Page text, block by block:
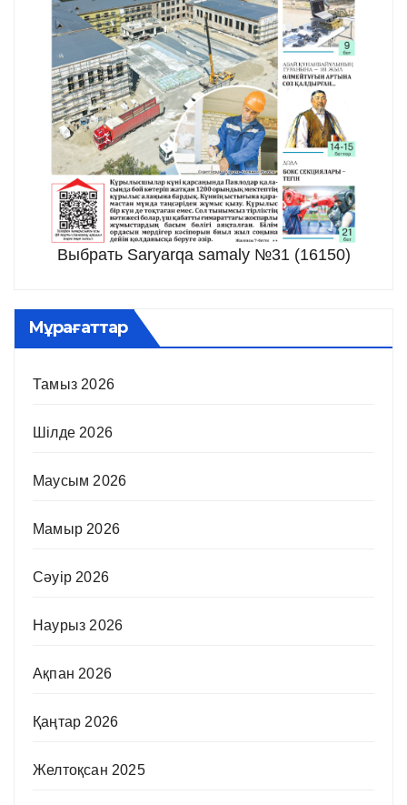
Выбрать Saryarqa samaly №31 (16150)
Мұрағаттар
Тамыз 2026
Шілде 2026
Маусым 2026
Мамыр 2026
Сәуір 2026
Наурыз 2026
Ақпан 2026
Қаңтар 2026
Желтоқсан 2025